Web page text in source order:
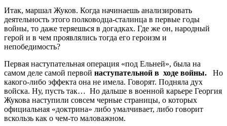
Итак, маршал Жуков. Когда начинаешь анализировать
деятельность этого полководца-сталинца в первые годы
войны, то даже теряешься в догадках. Где же он, народный
герой и в чем проявлялись тогда его героизм и
непобедимость?
Первая наступательная операция «под Ельней», была на
самом деле самой первой наступательной в ходе войны. Но
какого-либо эффекта она не имела. Говорят. Подняла дух
войска. Ну, пусть так… Но дальше в военной карьере Георгия
Жукова наступили совсем черные страницы, о которых
официальная «доктрина» либо умалчивает, либо говорит
вскользь как о чем-то маловажном.